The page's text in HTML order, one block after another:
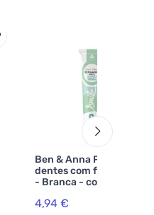
Ben & Anna Pasta de
dentes com flúor (75 ml)
- Branca - com menta e
4,94 €